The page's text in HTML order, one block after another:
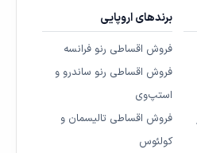
برندهای اروپایی
فروش اقساطی رنو فرانسه
فروش اقساطی رنو ساندرو و
استپ‌وی
فروش اقساطی تالیسمان و
کولئوس